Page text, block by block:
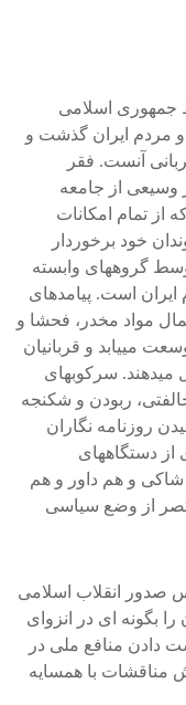
جمهوری اسلامی
و مردم ايران گذشت و
آنست. فقر
وسيعی از جامعه
از تمام امکانات
خود برخوردار
گروههای وابسته
ايران است. پيامدهای
مواد مخدر، فحشا و
مييابد و قربانيان
ميدهند. سرکوبهای
ربودن و شکنجه
روزنامه نگاران
از دستگاههای
شاکی و هم داور و هم
از وضع سياسی
انقلاب اسلامی
را بگونه ای در انزوای
دادن منافع ملی در
مناقشات با همسايه